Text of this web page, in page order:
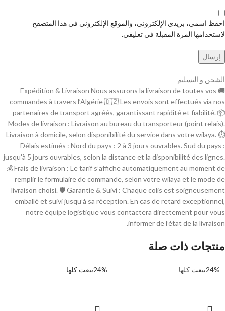
احفظ اسمي، بريدي الإلكتروني، والموقع الإلكتروني في هذا المتصفح
لاستخدامها المرة المقبلة في تعليقي.
الشحن و التسليم
🚚 Expédition & Livraison Nous assurons la livraison de toutes vos
commandes à travers l’Algérie 🇩🇿 Les envois sont effectués via nos
partenaires de transport agréés, garantissant rapidité et fiabilité. 📦
Modes de livraison : Livraison au bureau du transporteur (point relais).
Livraison à domicile, selon disponibilité du service dans votre wilaya. ⏱
Délais estimés : Nord du pays : 2 à 3 jours ouvrables. Sud du pays :
jusqu’à 5 jours ouvrables, selon la distance et la disponibilité des lignes.
💰 Frais de livraison : Le tarif s’affiche automatiquement au moment de
remplir le formulaire de commande, selon votre wilaya et le mode de
livraison choisi. 🛡 Garantie & Suivi : Chaque colis est soigneusement
emballé et suivi jusqu’à sa réception. En cas de retard exceptionnel,
notre équipe logistique vous contactera directement pour vous
informer de l’état de la livraison.
منتجات ذات صلة
-24% بيعت كلها -24% بيعت كلها